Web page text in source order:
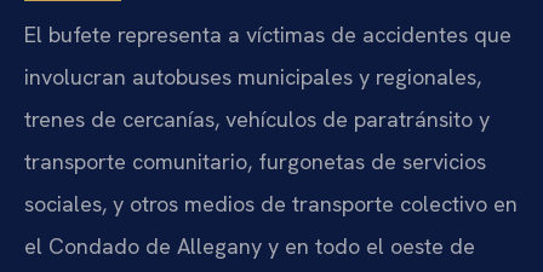
El bufete representa a víctimas de accidentes que
involucran autobuses municipales y regionales,
trenes de cercanías, vehículos de paratránsito y
transporte comunitario, furgonetas de servicios
sociales, y otros medios de transporte colectivo en
el Condado de Allegany y en todo el oeste de